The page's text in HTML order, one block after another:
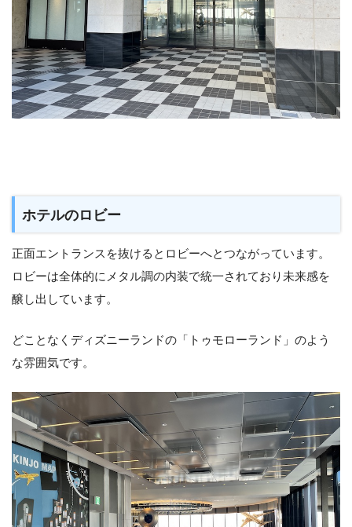
ホテルのロビー
正面エントランスを抜けるとロビーへとつながっています。
ロビーは全体的にメタル調の内装で統一されており未来感を
醸し出しています。
どことなくディズニーランドの「トゥモローランド」のよう
な雰囲気です。